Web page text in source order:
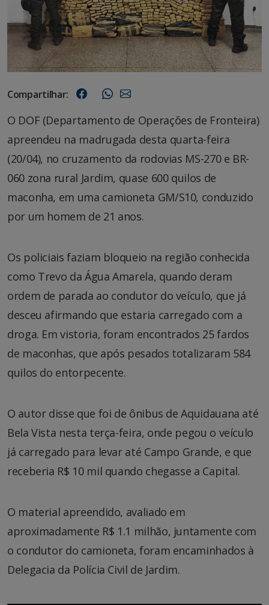
Compartilhar:
O DOF (Departamento de Operações de Fronteira)
apreendeu na madrugada desta quarta-feira
(20/04), no cruzamento da rodovias MS-270 e BR-
060 zona rural Jardim, quase 600 quilos de
maconha, em uma camioneta GM/S10, conduzido
por um homem de 21 anos.
Os policiais faziam bloqueio na região conhecida
como Trevo da Água Amarela, quando deram
ordem de parada ao condutor do veículo, que já
desceu afirmando que estaria carregado com a
droga. Em vistoria, foram encontrados 25 fardos
de maconhas, que após pesados totalizaram 584
quilos do entorpecente.
O autor disse que foi de ônibus de Aquidauana até
Bela Vista nesta terça-feira, onde pegou o veículo
já carregado para levar até Campo Grande, e que
receberia R$ 10 mil quando chegasse a Capital.
O material apreendido, avaliado em
aproximadamente R$ 1.1 milhão, juntamente com
o condutor do camioneta, foram encaminhados à
Delegacia da Polícia Civil de Jardim.